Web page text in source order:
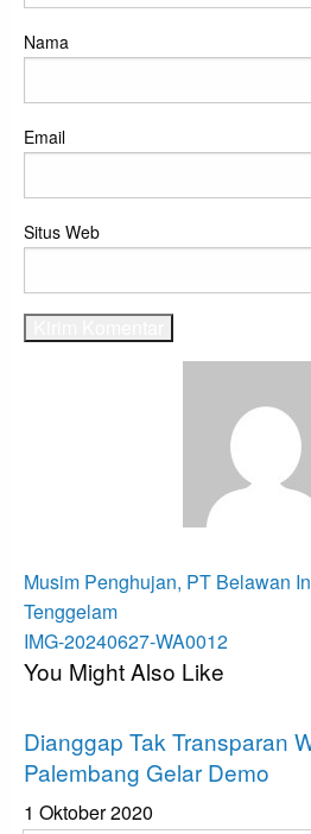
Nama
Email
Situs Web
Navigasi
pos
Previous
Post
Musim Penghujan, PT Belawan
Tenggelam
Next
Post
IMG-20240627-WA0012
You Might Also Like
Dianggap Tak Transparan
Palembang Gelar Demo
1 Oktober 2020